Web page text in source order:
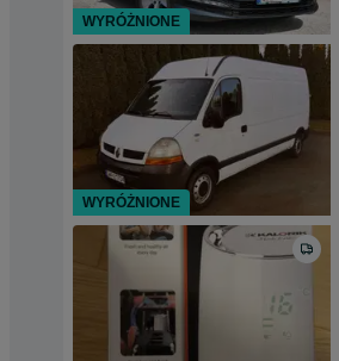
WYRÓŻNIONE
WYRÓŻNIONE